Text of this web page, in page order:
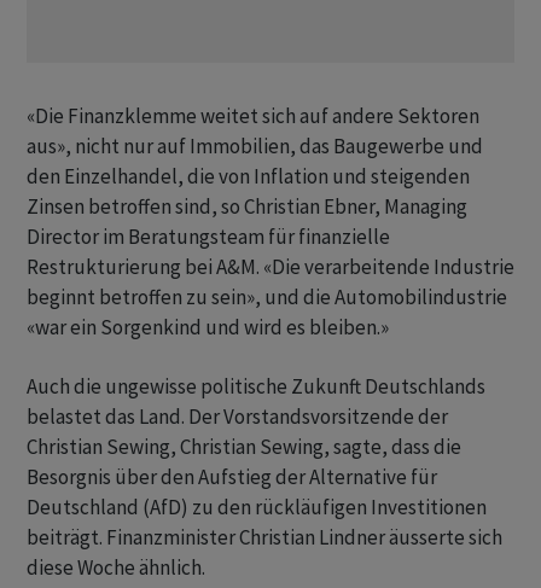
«Die Finanzklemme weitet sich auf andere Sektoren
aus», nicht nur auf Immobilien, das Baugewerbe und
den Einzelhandel, die von Inflation und steigenden
Zinsen betroffen sind, so Christian Ebner, Managing
Director im Beratungsteam für finanzielle
Restrukturierung bei A&M. «Die verarbeitende Industrie
beginnt betroffen zu sein», und die Automobilindustrie
«war ein Sorgenkind und wird es bleiben.»
Auch die ungewisse politische Zukunft Deutschlands
belastet das Land. Der Vorstandsvorsitzende der
Christian Sewing, Christian Sewing, sagte, dass die
Besorgnis über den Aufstieg der Alternative für
Deutschland (AfD) zu den rückläufigen Investitionen
beiträgt. Finanzminister Christian Lindner äusserte sich
diese Woche ähnlich.